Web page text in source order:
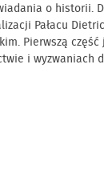
o historii.
Pałacu
Pierwszą
i wyzwaniach